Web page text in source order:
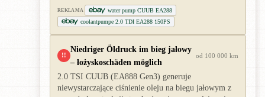
REKLAMA
water pump CUUB EA288
coolantpumpe 2.0 TDI EA288 150PS
!!
Niedriger Öldruck im bieg jałowy
– łożyskoschäden möglich
od 100 000 km
2.0 TSI CUUB (EA888 Gen3) generuje
niewystarczające ciśnienie oleju na biegu jałowym z